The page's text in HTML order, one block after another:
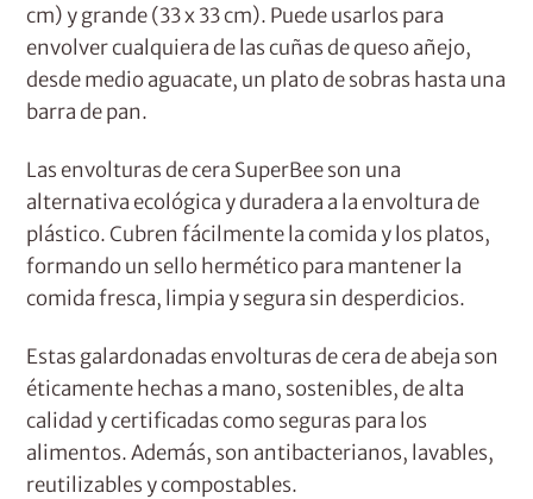
cm) y grande (33 x 33 cm). Puede usarlos para
envolver cualquiera de las cuñas de queso añejo,
desde medio aguacate, un plato de sobras hasta una
barra de pan.
Las envolturas de cera SuperBee son una
alternativa ecológica y duradera a la envoltura de
plástico. Cubren fácilmente la comida y los platos,
formando un sello hermético para mantener la
comida fresca, limpia y segura sin desperdicios.
Estas galardonadas envolturas de cera de abeja son
éticamente hechas a mano, sostenibles, de alta
calidad y certificadas como seguras para los
alimentos. Además, son antibacterianos, lavables,
reutilizables y compostables.